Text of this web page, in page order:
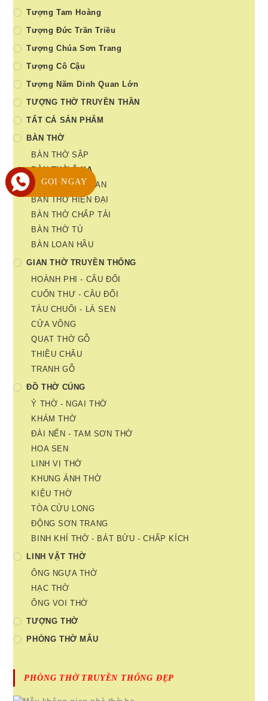
Tượng Tam Hoàng
Tượng Đức Trần Triều
Tượng Chúa Sơn Trang
Tượng Cô Cậu
Tượng Năm Dinh Quan Lớn
TƯỢNG THỜ TRUYỀN THẦN
TẤT CẢ SẢN PHẨM
BÀN THỜ
BÀN THỜ SẬP
BÀN THỜ Ô XA
BÀN THỜ ÁN GIAN
BÀN THỜ HIỆN ĐẠI
BÀN THỜ CHẤP TẢI
BÀN THỜ TỦ
BÀN LOAN HẦU
GIAN THỜ TRUYỀN THỐNG
HOÀNH PHI - CÂU ĐỐI
CUỐN THƯ - CÂU ĐỐI
TÀU CHUỐI - LÁ SEN
CỬA VÕNG
QUẠT THỜ GỖ
THIỀU CHÂU
TRANH GỖ
ĐỒ THỜ CÚNG
Ỷ THỜ - NGAI THỜ
KHÁM THỜ
ĐÀI NẾN - TAM SƠN THỜ
HOA SEN
LINH VỊ THỜ
KHUNG ẢNH THỜ
KIỆU THỜ
TÒA CỬU LONG
ĐỘNG SƠN TRANG
BINH KHÍ THỜ - BÁT BỬU - CHẤP KÍCH
LINH VẬT THỜ
ÔNG NGỰA THỜ
HẠC THỜ
ÔNG VOI THỜ
TƯỢNG THỜ
PHÒNG THỜ MẪU
PHÒNG THỜ TRUYỀN THỐNG ĐẸP
GỌI NGAY